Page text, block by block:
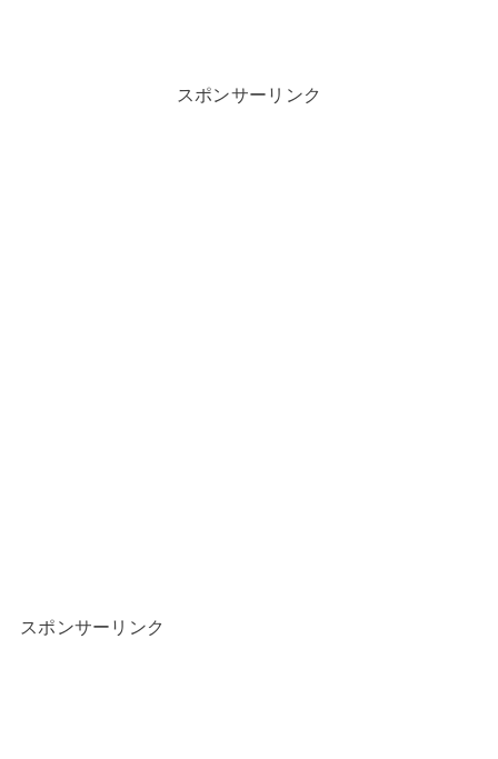
スポンサーリンク
スポンサーリンク